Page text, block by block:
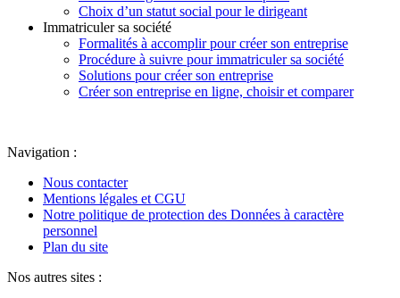
Choix d’un statut social pour le dirigeant
Immatriculer sa société
Formalités à accomplir pour créer son entreprise
Procédure à suivre pour immatriculer sa société
Solutions pour créer son entreprise
Créer son entreprise en ligne, choisir et comparer
Navigation :
Nous contacter
Mentions légales et CGU
Notre politique de protection des Données à caractère
personnel
Plan du site
Nos autres sites :